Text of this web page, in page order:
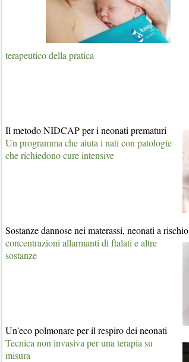
terapeutico della pratica
Il metodo NIDCAP per i neonati prematuri
Un programma che aiuta i nati con patologie
che richiedono cure intensive
Sostanze dannose nei materassi, neonati a rischio
concentrazioni allarmanti di ftalati e altre
sostanze
Un'eco polmonare per il respiro dei neonati
Tecnica non invasiva per una terapia su
misura